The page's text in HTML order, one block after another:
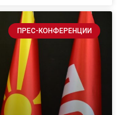
ПРЕС-КОНФЕРЕНЦИИ